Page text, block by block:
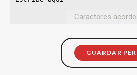
Caracteres
GUARDAR